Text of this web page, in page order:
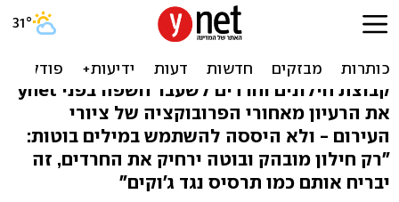
מדביקי ציורי העירום: "נגרש
את החרדים"
קבוצת חילונים וחרדים לשעבר חשפה בפני ynet
את הרעיון מאחורי הפרובוקציה של ציורי
העירום - ולא היססה להשתמש במילים בוטות:
"רק חילון מובהק ובוטה ירחיק את החרדים, זה
יבריח אותם כמו תרסיס נגד ג'וקים"